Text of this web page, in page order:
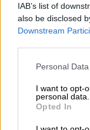
IAB’s list of
also be disclosed
Downstream
Please note that
not limited to your
grant or deny
use your data for
consent section.
Personal
I want to opt-
personal data.
Opted In
ΔΙΑΒΑΣΤΕ
Κόσμος|
Σε reset
ρόλος των
Ερντογάν